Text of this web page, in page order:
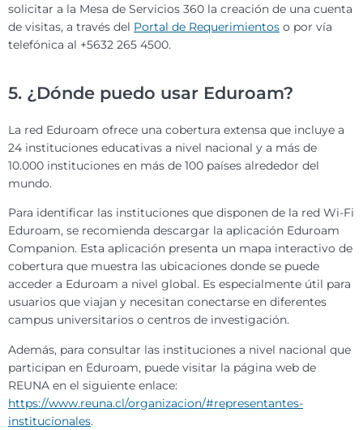
solicitar a la Mesa de Servicios 360 la creación de una cuenta
de visitas, a través del Portal de Requerimientos o por vía
telefónica al +5632 265 4500.
5. ¿Dónde puedo usar Eduroam?
La red Eduroam ofrece una cobertura extensa que incluye a
24 instituciones educativas a nivel nacional y a más de
10.000 instituciones en más de 100 países alrededor del
mundo.
Para identificar las instituciones que disponen de la red Wi-Fi
Eduroam, se recomienda descargar la aplicación Eduroam
Companion. Esta aplicación presenta un mapa interactivo de
cobertura que muestra las ubicaciones donde se puede
acceder a Eduroam a nivel global. Es especialmente útil para
usuarios que viajan y necesitan conectarse en diferentes
campus universitarios o centros de investigación.
Además, para consultar las instituciones a nivel nacional que
participan en Eduroam, puede visitar la página web de
REUNA en el siguiente enlace:
https://www.reuna.cl/organizacion/#representantes-
institucionales.